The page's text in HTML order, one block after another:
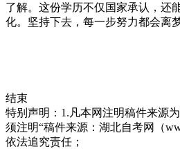
了解。这份学历不仅国家承认，还
化。坚持下去，每一步努力都会离
结束
特别声明：1.凡本网注明稿件来源
须注明“稿件来源：湖北自考网（
依法追究责任；